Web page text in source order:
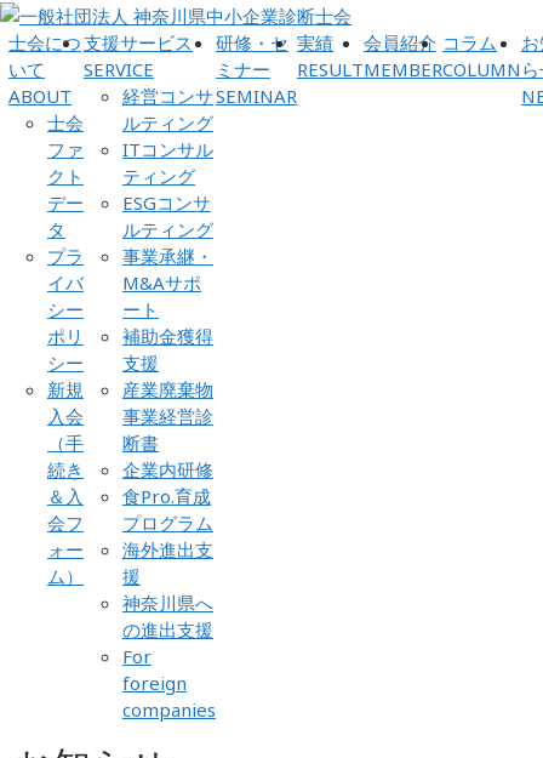
士会につ
いて
ABOUT
士会
ファ
クト
デー
タ
プラ
イバ
シー
ポリ
シー
新規
入会
（手
続き
＆入
会フ
ォー
ム）
支援サービス
SERVICE
経営コンサ
ルティング
ITコンサル
ティング
ESGコンサ
ルティング
事業承継・
M&Aサポ
ート
補助金獲得
支援
産業廃棄物
事業経営診
断書
企業内研修
食Pro.育成
プログラム
海外進出支
援
神奈川県へ
の進出支援
For
foreign
companies
研修・セ
ミナー
SEMINAR
実績
RESULT
会員紹介
MEMBER
コラム
COLUMN